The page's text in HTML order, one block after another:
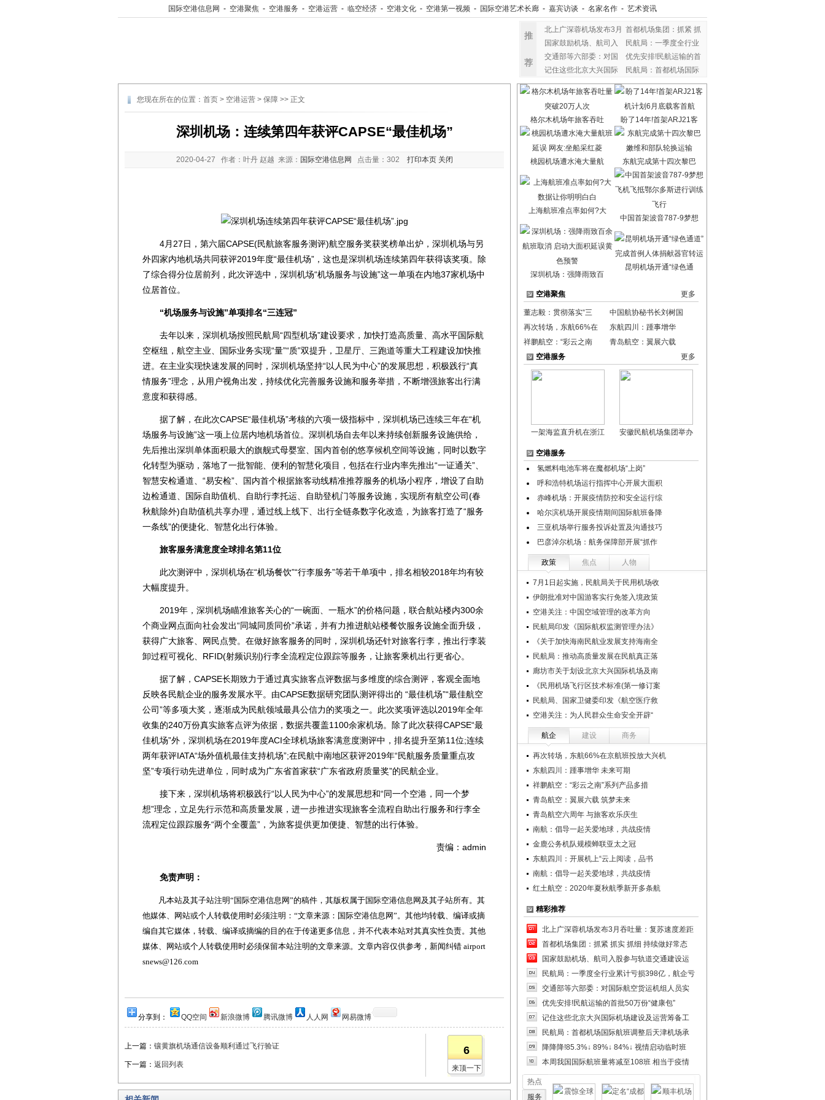
国际空港信息网 - 空港聚焦 - 空港服务 - 空港运营 - 临空经济 - 空港文化 - 空港第一视频 - 国际空港艺术长廊 - 嘉宾访谈 - 名家名作 - 艺术资讯
推
荐
北上广深蓉机场发布3月 首都机场集团：抓紧 抓
国家鼓励机场、航司入
民航局：一季度全行业
交通部等六部委：对国
优先安排!民航运输的首
记住这些北京大兴国际
民航局：首都机场国际
您现在所在的位置： 首页 > 空港运营 > 保障 >> 正文
深圳机场：连续第四年获评CAPSE“最佳机场”
2020-04-27 作者：叶丹 赵越 来源： 国际空港信息网 点击量： 302 打印本页 关闭
4月27日，第六届CAPSE(民航旅客服务测评)航空服务奖获奖榜单出炉，深圳机场与另
外四家内地机场共同获评2019年度“最佳机场”，这也是深圳机场连续第四年获得该奖项。除
了综合得分位居前列，此次评选中，深圳机场“机场服务与设施”这一单项在内地37家机场中
位居首位。
“机场服务与设施”单项排名“三连冠”
去年以来，深圳机场按照民航局“四型机场”建设要求，加快打造高质量、高水平国际航
空枢纽，航空主业、国际业务实现“量”“质”双提升，卫星厅、三跑道等重大工程建设加快推
进。在主业实现快速发展的同时，深圳机场坚持“以人民为中心”的发展思想，积极践行“真
情服务”理念，从用户视角出发，持续优化完善服务设施和服务举措，不断增强旅客出行满
意度和获得感。
据了解，在此次CAPSE“最佳机场”考核的六项一级指标中，深圳机场已连续三年在“机
场服务与设施”这一项上位居内地机场首位。深圳机场自去年以来持续创新服务设施供给，
先后推出深圳单体面积最大的旗舰式母婴室、国内首创的悠享候机空间等设施，同时以数字
化转型为驱动，落地了一批智能、便利的智慧化项目，包括在行业内率先推出“一证通关”、
智慧安检通道、“易安检”、国内首个根据旅客动线精准推荐服务的机场小程序，增设了自助
边检通道、国际自助值机、自助行李托运、自助登机门等服务设施，实现所有航空公司(春
秋航除外)自助值机共享办理，通过线上线下、出行全链条数字化改造，为旅客打造了“服务
一条线”的便捷化、智慧化出行体验。
旅客服务满意度全球排名第11位
此次测评中，深圳机场在“机场餐饮”“行李服务”等若干单项中，排名相较2018年均有较
大幅度提升。
2019年，深圳机场瞄准旅客关心的“一碗面、一瓶水”的价格问题，联合航站楼内300余
个商业网点面向社会发出“同城同质同价”承诺，并有力推进航站楼餐饮服务设施全面升级，
获得广大旅客、网民点赞。在做好旅客服务的同时，深圳机场还针对旅客行李，推出行李装
卸过程可视化、RFID(射频识别)行李全流程定位跟踪等服务，让旅客乘机出行更省心。
据了解，CAPSE长期致力于通过真实旅客点评数据与多维度的综合测评，客观全面地
反映各民航企业的服务发展水平。由CAPSE数据研究团队测评得出的 “最佳机场”“最佳航空
公司”等多项大奖，逐渐成为民航领域最具公信力的奖项之一。此次奖项评选以2019年全年
收集的240万份真实旅客点评为依据，数据共覆盖1100余家机场。除了此次获得CAPSE“最
佳机场”外，深圳机场在2019年度ACI全球机场旅客满意度测评中，排名提升至第11位;连续
两年获评IATA“场外值机最佳支持机场”;在民航中南地区获评2019年“民航服务质量重点攻
坚”专项行动先进单位，同时成为广东省首家获“广东省政府质量奖”的民航企业。
接下来，深圳机场将积极践行“以人民为中心”的发展思想和“同一个空港，同一个梦
想”理念，立足先行示范和高质量发展，进一步推进实现旅客全流程自助出行服务和行李全
流程定位跟踪服务“两个全覆盖”，为旅客提供更加便捷、智慧的出行体验。
责编：admin
免责声明：
凡本站及其子站注明“国际空港信息网”的稿件，其版权属于国际空港信息网及其子站所有。其
他媒体、网站或个人转载使用时必须注明：“文章来源：国际空港信息网”。其他均转载、编译或摘
编自其它媒体，转载、编译或摘编的目的在于传递更多信息，并不代表本站对其真实性负责。其他
媒体、网站或个人转载使用时必须保留本站注明的文章来源。文章内容仅供参考，新闻纠错 airport
snews@126.com
分享到： QQ空间 新浪微博 腾讯微博 人人网 网易微博
上一篇： 镶黄旗机场通信设备顺利通过飞行验证
下一篇： 返回列表
6
来顶一下
格尔木机场年旅客吞吐 盼了14年!首架ARJ21客
桃园机场遭水淹大量航 东航完成第十四次黎巴
上海航班准点率如何?大
中国首架波音787-9梦想
深圳机场：强降雨致百
昆明机场开通“绿色通
空港聚焦 更多
董志毅：贯彻落实“三
中国航协秘书长刘树国
再次转场，东航66%在
东航四川：踵事增华
祥鹏航空：“彩云之南
青岛航空：翼展六载
空港服务
更多
一架海监直升机在浙江 安徽民航机场集团举办
空港服务
氢燃料电池车将在魔都机场“上岗”
呼和浩特机场运行指挥中心开展大面积
赤峰机场：开展疫情防控和安全运行综
哈尔滨机场开展疫情期间国际航班备降
三亚机场举行服务投诉处置及沟通技巧
巴彦淖尔机场：航务保障部开展“抓作
政策 焦点 人物
7月1日起实施，民航局关于民用机场收
伊朗批准对中国游客实行免签入境政策
空港关注：中国空域管理的改革方向
民航局印发《国际航权监测管理办法》
《关于加快海南民航业发展支持海南全
民航局：推动高质量发展在民航真正落
廊坊市关于划设北京大兴国际机场及南
《民用机场飞行区技术标准(第一修订案
民航局、国家卫健委印发《航空医疗救
空港关注：为人民群众生命安全开辟“
航企 建设 商务
再次转场，东航66%在京航班投放大兴机
东航四川：踵事增华 未来可期
祥鹏航空：“彩云之南”系列产品多措
青岛航空：翼展六载 筑梦未来
青岛航空六周年 与旅客欢乐庆生
南航：倡导一起关爱地球，共战疫情
金鹿公务机队规模蝉联亚太之冠
东航四川：开展机上“云上阅读，品书
南航：倡导一起关爱地球，共战疫情
红土航空：2020年夏秋航季新开多条航
精彩推荐
北上广深蓉机场发布3月吞吐量：复苏速度差距
首都机场集团：抓紧 抓实 抓细 持续做好常态
国家鼓励机场、航司入股参与轨道交通建设运
民航局：一季度全行业累计亏损398亿，航企亏
交通部等六部委：对国际航空货运机组人员实
优先安排!民航运输的首批50万份“健康包”
记住这些北京大兴国际机场建设及运营筹备工
民航局：首都机场国际航班调整后天津机场承
降降降!85.3%↓ 89%↓ 84%↓ 视情启动临时班
本周我国国际航班量将减至108班 相当于疫情
热点
服务